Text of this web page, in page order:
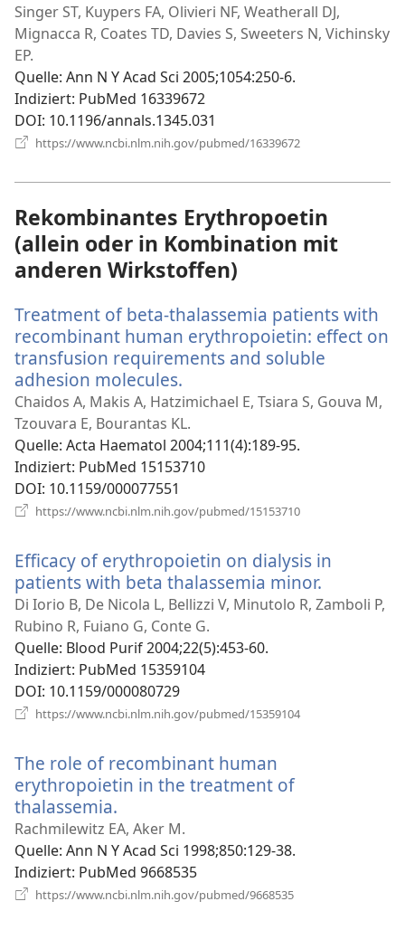
neues
Fenster)
Singer ST, Kuypers FA, Olivieri NF, Weatherall DJ,
Mignacca R, Coates TD, Davies S, Sweeters N, Vichinsky
EP.
Quelle‎: Ann N Y Acad Sci 2005;1054:250-6.
Indiziert‎: PubMed 16339672
DOI‎: 10.1196/annals.1345.031
https://www.ncbi.nlm.nih.gov/pubmed/16339672
Rekombinantes Erythropoetin
(allein oder in Kombination mit
anderen Wirkstoffen)
Treatment of beta-thalassemia patients with
recombinant human erythropoietin: effect on
transfusion requirements and soluble
adhesion molecules.
neues
Fenster)
Chaidos A, Makis A, Hatzimichael E, Tsiara S, Gouva M,
Tzouvara E, Bourantas KL.
Quelle‎: Acta Haematol 2004;111(4):189-95.
Indiziert‎: PubMed 15153710
DOI‎: 10.1159/000077551
https://www.ncbi.nlm.nih.gov/pubmed/15153710
Efficacy of erythropoietin on dialysis in
patients with beta thalassemia minor.
neues
Di Iorio B, De Nicola L, Bellizzi V, Minutolo R, Zamboli P,
Rubino R, Fuiano G, Conte G.
Quelle‎: Blood Purif 2004;22(5):453-60.
Indiziert‎: PubMed 15359104
DOI‎: 10.1159/000080729
https://www.ncbi.nlm.nih.gov/pubmed/15359104
The role of recombinant human
erythropoietin in the treatment of
thalassemia.
neues
Fenster)
Rachmilewitz EA, Aker M.
Quelle‎: Ann N Y Acad Sci 1998;850:129-38.
Indiziert‎: PubMed 9668535
https://www.ncbi.nlm.nih.gov/pubmed/9668535